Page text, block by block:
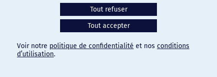
Tout refuser
Tout accepter
Voir notre politique de confidentialité et nos conditions
d’utilisation.